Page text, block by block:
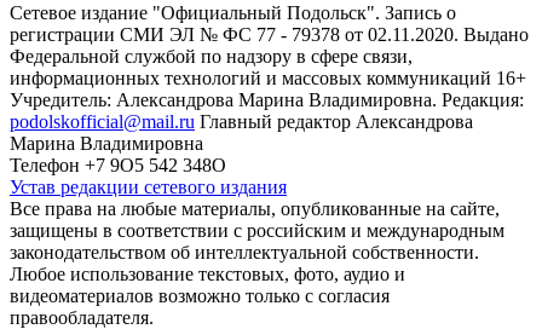
Сетевое издание "Официальный Подольск". Запись о
регистрации СМИ ЭЛ № ФС 77 - 79378 от 02.11.2020. Выдано
Федеральной службой по надзору в сфере связи,
информационных технологий и массовых коммуникаций 16+
Учредитель: Александрова Марина Владимировна. Редакция:
podolskofficial@mail.ru Главный редактор Александрова
Марина Владимировна
Телефон +7 9О5 542 348О
Устав редакции сетевого издания
Все права на любые материалы, опубликованные на сайте,
защищены в соответствии с российским и международным
законодательством об интеллектуальной собственности.
Любое использование текстовых, фото, аудио и
видеоматериалов возможно только с согласия
правообладателя.